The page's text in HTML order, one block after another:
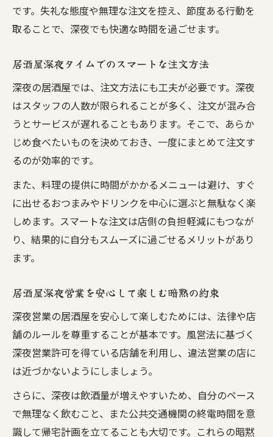
です。失礼な態度や無理な注文を控え、節度ある行動を
取ることで、深夜でも快適な時間を過ごせます。
居酒屋深夜タイムでのスマートな注文方法
深夜の居酒屋では、注文方法にも工夫が必要です。深夜
はスタッフの人数が限られることが多く、注文が混み合
うとサービスが遅れることもあります。そこで、あらか
じめ食べたいものを決めておき、一度にまとめて注文す
るのが効率的です。
また、料理の提供に時間がかかるメニューは避け、すぐ
に出せるおつまみやドリンクを中心に選ぶと無駄なく楽
しめます。スマートな注文は店側の負担軽減にもつなが
り、結果的に自分もスムーズに過ごせるメリットがあり
ます。
居酒屋深夜営業を安心して楽しむ暗黙の約束
深夜営業の居酒屋を安心して楽しむためには、法律や店
舗のルールを尊重することが基本です。風営法に基づく
深夜営業許可を得ている店舗を利用し、違法営業の店に
は近づかないようにしましょう。
さらに、深夜は飲酒量が増えやすいため、自分のペース
で無理なく飲むこと、また公共交通機関の終電時間を意
識して帰宅計画を立てることも大切です。これらの暗黙